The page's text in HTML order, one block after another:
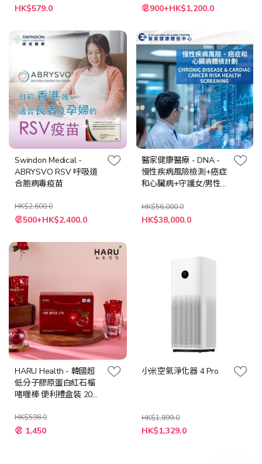
特
殊
HK$579.0
特
殊
格
900+HK$1,200.0
Swindon Medical -
ABRYSVO RSV 呼吸道
合胞病毒疫苗
HK$2,600.0
特
殊
格
500+HK$2,400.0
醫家健康醫療 - DNA -
慢性疾病風險檢測+癌症
和心臟病+守護女/男性
HK$56,000.0
特
殊
HK$38,000.0
HARU Health - 韓國超
低分子膠原蛋白紅石榴
啫喱棒 便利禮盒裝 20g
HK$598.0
特
殊 1,450
小米空氣淨化器 4 Pro
HK$1,899.0
特
殊
HK$1,329.0